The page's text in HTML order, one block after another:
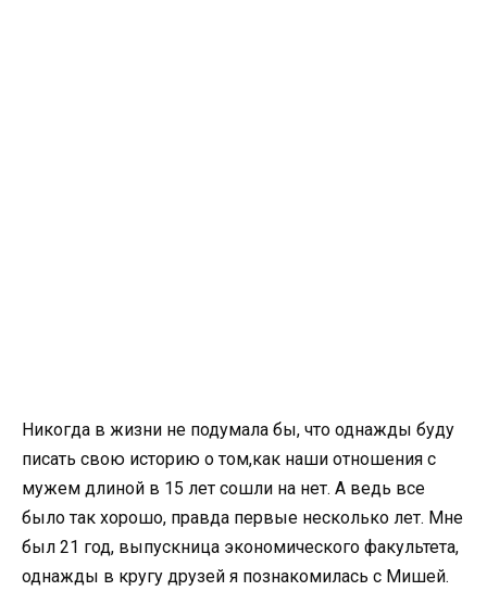
Никогда в жизни не подумала бы, что однажды буду
писать свою историю о том,как наши отношения с
мужем длиной в 15 лет сошли на нет. А ведь все
было так хорошо, правда первые несколько лет. Мне
был 21 год, выпускница экономического факультета,
однажды в кругу друзей я познакомилась с Мишей.